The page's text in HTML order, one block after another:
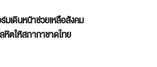
มเดินหน้าช่วยเหลือสังคม
หิตให้สภากาชาดไทย